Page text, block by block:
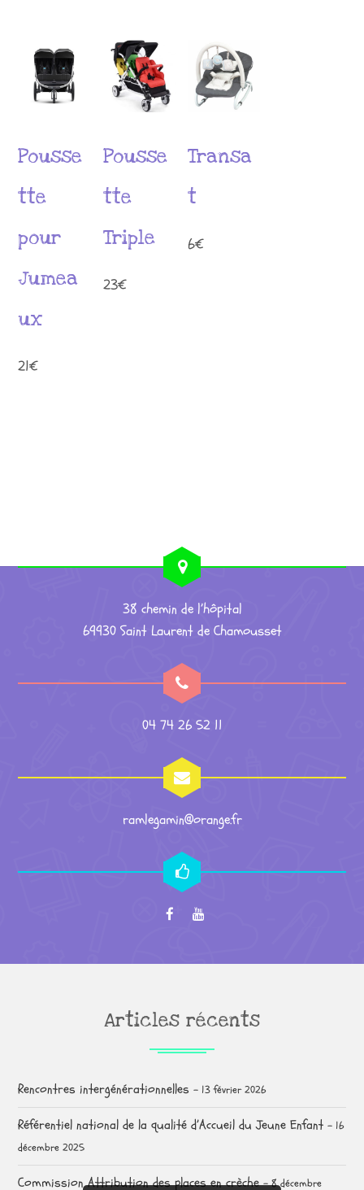
Pousse
tte
pour
Jumea
ux
21€
Pousse
tte
Triple
23€
Transa
t
6€
38 chemin de l’hôpital
69930 Saint Laurent de Chamousset
04 74 26 52 11
ramlegamin@orange.fr
Articles récents
Rencontres intergénérationnelles 13 février 2026
Référentiel national de la qualité d’Accueil du Jeune Enfant
16
décembre 2025
Commission Attribution des places en crèche 8 décembre